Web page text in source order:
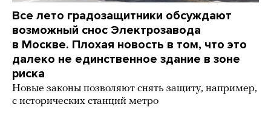
Все лето градозащитники обсуждают
возможный снос Электрозавода
в Москве. Плохая новость в том, что это
далеко не единственное здание в зоне
риска
Новые законы позволяют снять защиту, например,
с исторических станций метро